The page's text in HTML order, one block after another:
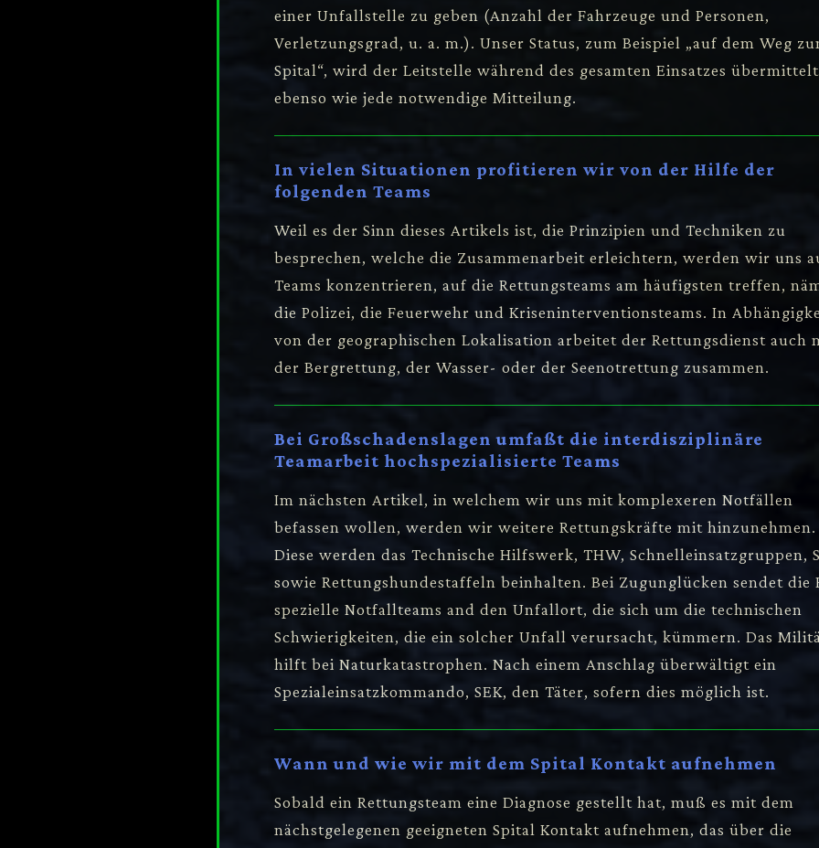
einer Unfallstelle zu geben (Anzahl der Fahrzeuge und Personen,
Verletzungsgrad, u. a. m.). Unser Status, zum Beispiel „auf dem Weg
Spital“, wird der Leitstelle während des gesamten Einsatzes
ebenso wie jede notwendige Mitteilung.
In vielen Situationen profitieren wir von der Hilfe der
folgenden Teams
Weil es der Sinn dieses Artikels ist, die Prinzipien und Techniken zu
besprechen, welche die Zusammenarbeit erleichtern, werden wir uns
Teams konzentrieren, auf die Rettungsteams am häufigsten treffen,
die Polizei, die Feuerwehr und Kriseninterventionsteams. In
von der geographischen Lokalisation arbeitet der Rettungsdienst auch
der Bergrettung, der Wasser- oder der Seenotrettung zusammen.
Bei Großschadenslagen umfaßt die interdisziplinäre
Teamarbeit hochspezialisierte Teams
Im nächsten Artikel, in welchem wir uns mit komplexeren Notfällen
befassen wollen, werden wir weitere Rettungskräfte mit hinzunehmen.
Diese werden das Technische Hilfswerk, THW, Schnelleinsatzgruppen,
sowie Rettungshundestaffeln beinhalten. Bei Zugunglücken sendet die
spezielle Notfallteams and den Unfallort, die sich um die technischen
Schwierigkeiten, die ein solcher Unfall verursacht, kümmern. Das
hilft bei Naturkatastrophen. Nach einem Anschlag überwältigt ein
Spezialeinsatzkommando, SEK, den Täter, sofern dies möglich ist.
Wann und wie wir mit dem Spital Kontakt aufnehmen
Sobald ein Rettungsteam eine Diagnose gestellt hat, muß es mit dem
nächstgelegenen geeigneten Spital Kontakt aufnehmen, das über die